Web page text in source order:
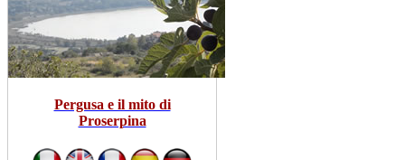
Pergusa e il mito di
Proserpina